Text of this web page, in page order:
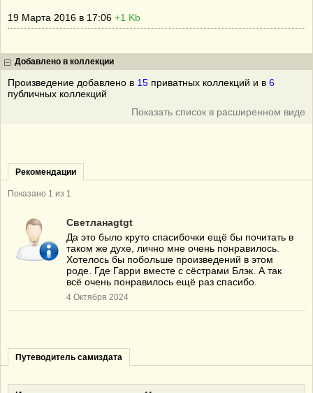
19 Марта 2016 в 17:06 +1 Kb
Добавлено в коллекции
Произведение добавлено в 15 приватных коллекций и в 6
публичных коллекций
Показать список в расширенном виде
Рекомендации
Показано 1 из 1
Светланаgtgt
Да это было круто спасибочки ещё бы почитать в
таком же духе, лично мне очень понравилось.
Хотелось бы побольше произведений в этом
роде. Где Гарри вместе с сёстрами Блэк. А так
всё очень понравилось ещё раз спасибо.
4 Октября 2024
Путеводитель самиздата